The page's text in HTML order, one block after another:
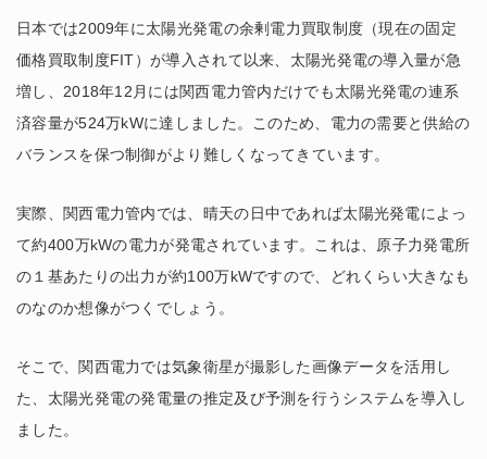
日本では2009年に太陽光発電の余剰電力買取制度（現在の固定
価格買取制度FIT）が導入されて以来、太陽光発電の導入量が急
増し、2018年12月には関西電力管内だけでも太陽光発電の連系
済容量が524万kWに達しました。このため、電力の需要と供給の
バランスを保つ制御がより難しくなってきています。
実際、関西電力管内では、晴天の日中であれば太陽光発電によっ
て約400万kWの電力が発電されています。これは、原子力発電所
の１基あたりの出力が約100万kWですので、どれくらい大きなも
のなのか想像がつくでしょう。
そこで、関西電力では気象衛星が撮影した画像データを活用し
た、太陽光発電の発電量の推定及び予測を行うシステムを導入し
ました。